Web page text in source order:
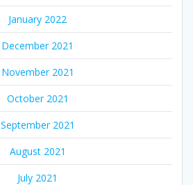
January 2022
December 2021
November 2021
October 2021
September 2021
August 2021
July 2021